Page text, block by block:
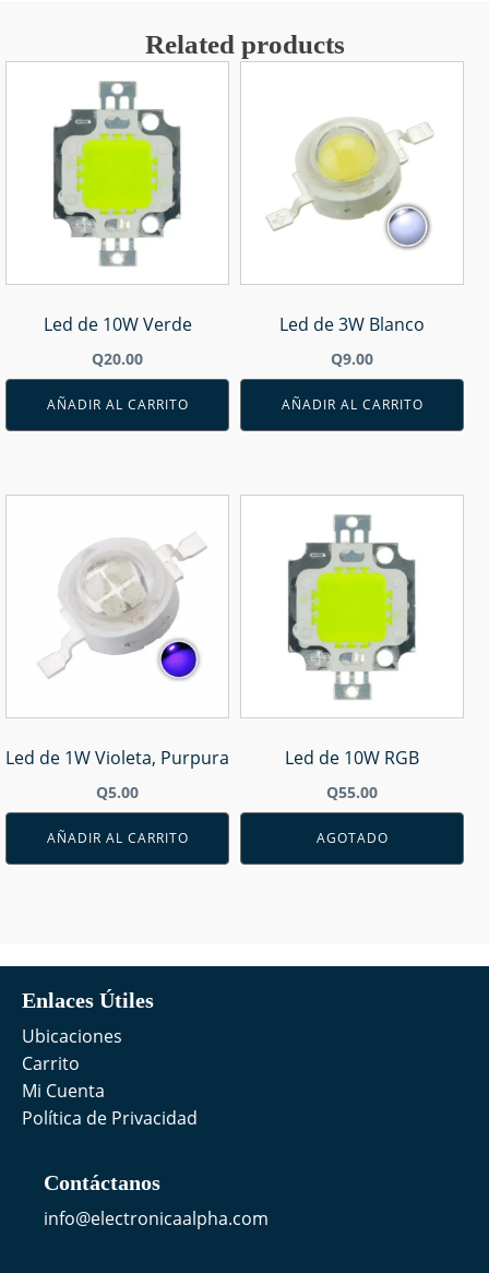
Related products
Led de 10W Verde
Q20.00
AÑADIR AL CARRITO
Led de 3W Blanco
Q9.00
AÑADIR AL CARRITO
Led de 1W Violeta, Purpura
Q5.00
AÑADIR AL CARRITO
Led de 10W RGB
Q55.00
AGOTADO
Enlaces Útiles
Ubicaciones
Carrito
Mi Cuenta
Política de Privacidad
Contáctanos
info@electronicaalpha.com